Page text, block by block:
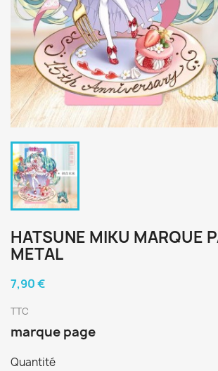
HATSUNE MIKU MARQUE
METAL
7,90 €
TTC
marque page
Quantité